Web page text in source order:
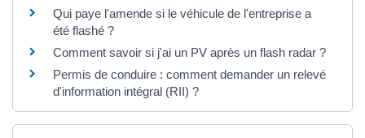
Qui paye l'amende si le véhicule de l'entreprise a
été flashé ?
Comment savoir si j'ai un PV après un flash radar ?
Permis de conduire : comment demander un relevé
d'information intégral (RII) ?